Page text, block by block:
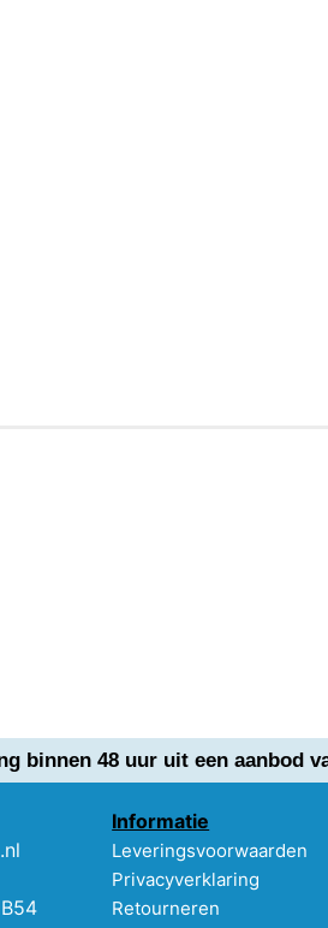
binnen 48 uur uit een aanbod
Informatie
Leveringsvoorwaarden
Privacyverklaring
Retourneren